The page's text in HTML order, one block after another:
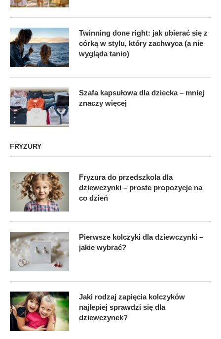
Twinning done right: jak ubierać się z
córką w stylu, który zachwyca (a nie
wygląda tanio)
Szafa kapsułowa dla dziecka – mniej
znaczy więcej
FRYZURY
Fryzura do przedszkola dla
dziewczynki – proste propozycje na
co dzień
Pierwsze kolczyki dla dziewczynki –
jakie wybrać?
Jaki rodzaj zapięcia kolczyków
najlepiej sprawdzi się dla
dziewczynek?